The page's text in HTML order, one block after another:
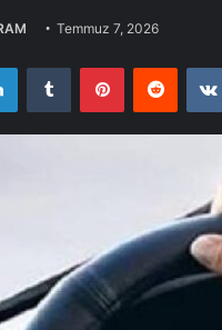
Temmuz 7, 2026
LinkedInTumblr PinterestReddit